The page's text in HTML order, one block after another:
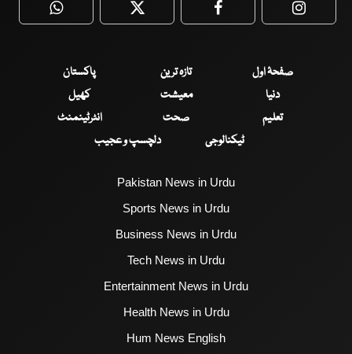
WhatsApp Twitter Facebook
صفحۂ اول تازہ ترین
پاکستان
دنیا
معیشت
کھیل
تعلیم
صحت
انٹرٹینمنٹ
ٹیکنالوجی
دلچسپ و عجیب
Pakistan News in Urdu
Sports News in Urdu
Business News in Urdu
Tech News in Urdu
Entertainment News in Urdu
Health News in Urdu
Hum News English